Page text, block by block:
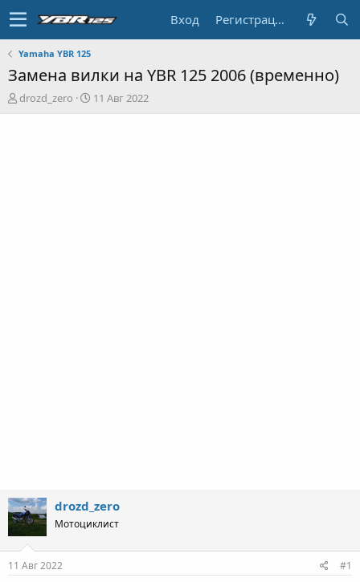
Вход Регистрация
Yamaha YBR 125
Замена вилки на YBR 125 2006 (временно)
А
в
drozd_zero
Д
а
11 Авг 2022
drozd_zero
Мотоциклист
11 Авг 2022 #1